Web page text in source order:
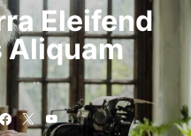
Eleifend
Aliquam